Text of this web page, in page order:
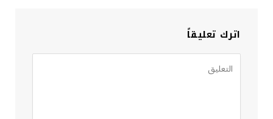
اترك تعليقاً